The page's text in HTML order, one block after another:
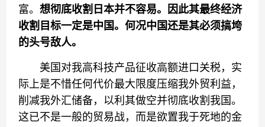
富。想彻底收割日本并不容易。因此其最终经济
收割目标一定是中国。何况中国还是其必须搞垮
的头号敌人。
美国对我高科技产品征收高额进口关税，实
际上是不惜任何代价最大限度压缩我外贸利益，
削减我外汇储备，以利其做空并彻底收割我国。
这已不是一般的贸易战，而是欲置我于死地的金